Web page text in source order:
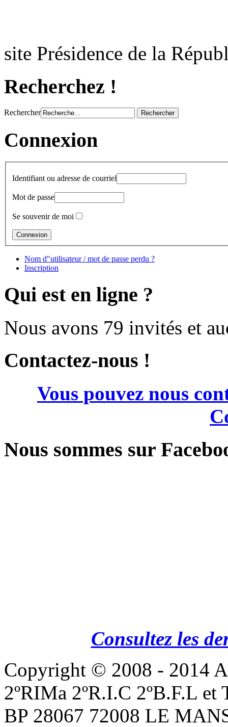
site Présidence de la
Recherchez !
Rechercher
Connexion
Identifiant ou adresse de courriel
Mot de passe
Se souvenir de moi
Nom d"utilisateur / mot de passe perdu ?
Inscription
Qui est en ligne ?
Nous avons 79 invités et
Contactez-nous !
Vous pouvez nous
Nous sommes sur
Consultez les
Copyright © 2008 - 2014
2ºRIMa 2ºR.I.C 2ºB.F.L
BP 28067 72008 LE